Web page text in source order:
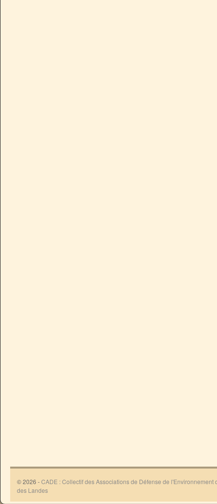
© 2026 -CADE : Collectif des Associations de Défense de l'Environnement
des Landes